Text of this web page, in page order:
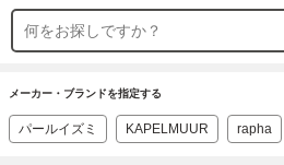
メーカー・ブランドを指定する
パールイズミ KAPELMUUR rapha